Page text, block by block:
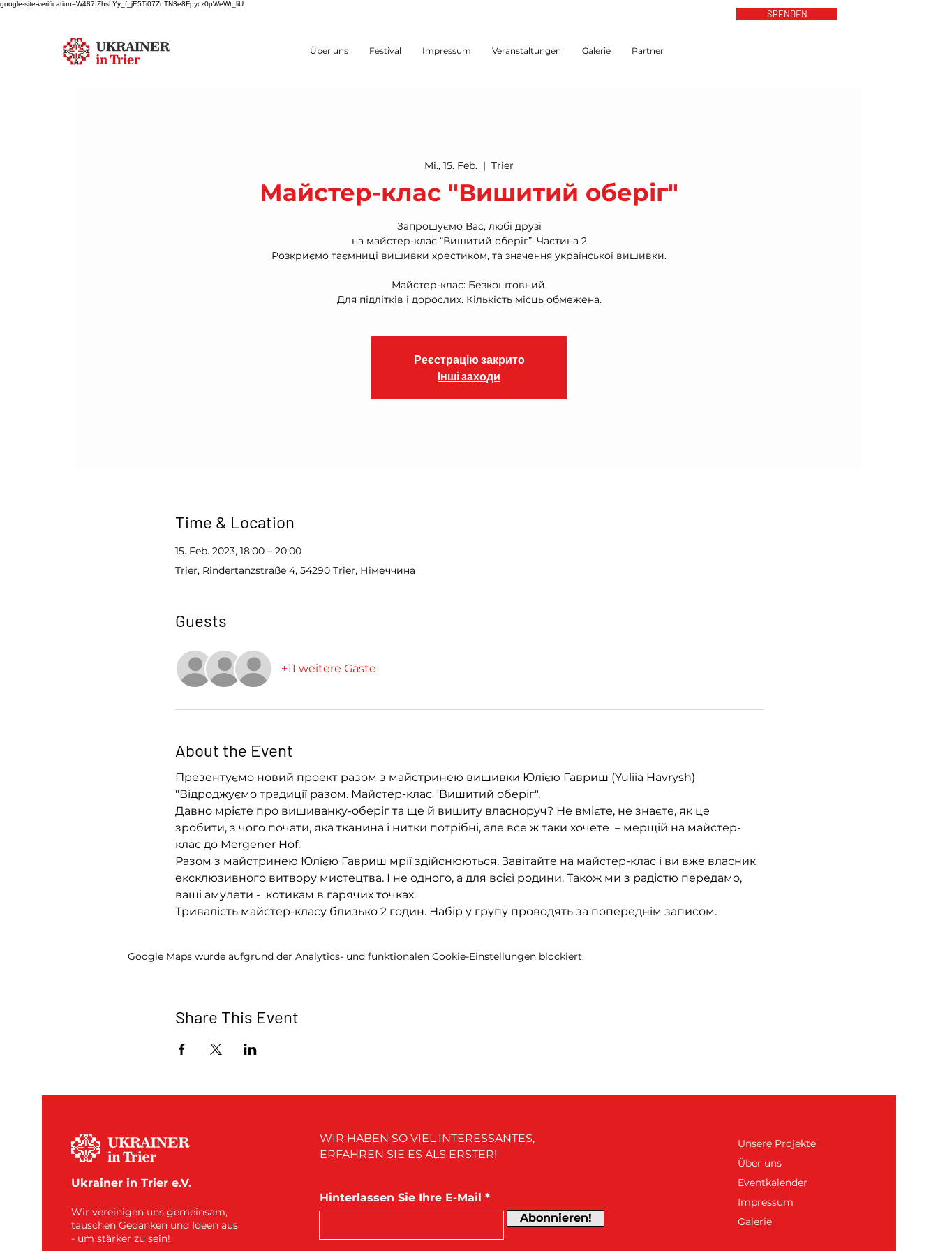
google-site-verification=W487IZhsLYy_f_jE5Ti07ZnTN3e8Fpycz0pWeWt_liU
Über uns Festival Impressum Veranstaltungen Galerie Partner
SPENDEN
Mi., 15. Feb.
  |
Trier
Майстер-клас "Вишитий оберіг"
Запрошуємо Вас, любі друзі
на майстер-клас “Вишитий оберіг”. Частина 2
Розкриємо таємниці вишивки хрестиком, та значення української вишивки.
Майстер-клас: Безкоштовний.
Для підлітків і дорослих. Кількість місць обмежена.
Реєстрацію закрито
Інші заходи
Time & Location
15. Feb. 2023, 18:00 – 20:00
Trier, Rindertanzstraße 4, 54290 Trier, Німеччина
Guests
+11 weitere Gäste
About the Event
Презентуємо новий проект разом з майстринею вишивки Юлією Гавриш (Yuliia Havrysh)
"Відроджуємо традиції разом. Майстер-клас "Вишитий оберіг".
Давно мрієте про вишиванку-оберіг та ще й вишиту власноруч? Не вмієте, не знаєте, як це
зробити, з чого почати, яка тканина і нитки потрібні, але все ж таки хочете  – мерщій на майстер-
клас до Mergener Hof.
Разом з майстринею Юлією Гавриш мрії здійснюються. Завітайте на майстер-клас і ви вже власник
ексклюзивного витвору мистецтва. І не одного, а для всієї родини. Також ми з радістю передамо,
ваші амулети -  котикам в гарячих точках.
Тривалість майстер-класу близько 2 годин. Набір у групу проводять за попереднім записом.
Google Maps wurde aufgrund der Analytics- und funktionalen Cookie-Einstellungen blockiert.
Share This Event
Ukrainer in Trier e.V.
Wir vereinigen uns gemeinsam,
tauschen Gedanken und Ideen aus
- um stärker zu sein!
WIR HABEN SO VIEL INTERESSANTES,
ERFAHREN SIE ES ALS ERSTER!
Hinterlassen Sie Ihre E-Mail
Abonnieren!
Unsere Projekte
Über uns
Eventkalender
Impressum
Galerie